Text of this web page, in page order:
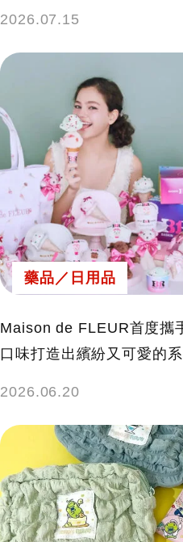
2026.07.15
藥品／日用品
Maison de FLEUR首度攜
口味打造出繽紛又可愛的
2026.06.20